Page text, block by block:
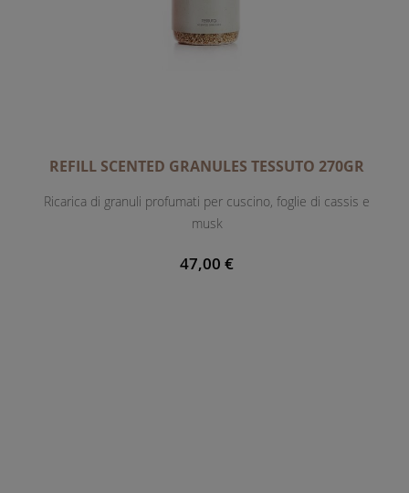
REFILL SCENTED GRANULES TESSUTO 270GR
Ricarica di granuli profumati per cuscino, foglie di cassis e
musk
47,00 €